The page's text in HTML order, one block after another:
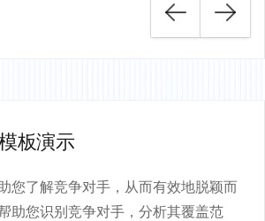
板演示
您了解竞争对手，从而有效地脱颖而
助您识别竞争对手，分析其覆盖范